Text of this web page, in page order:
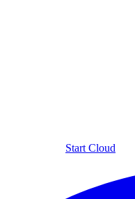
Start Cloud